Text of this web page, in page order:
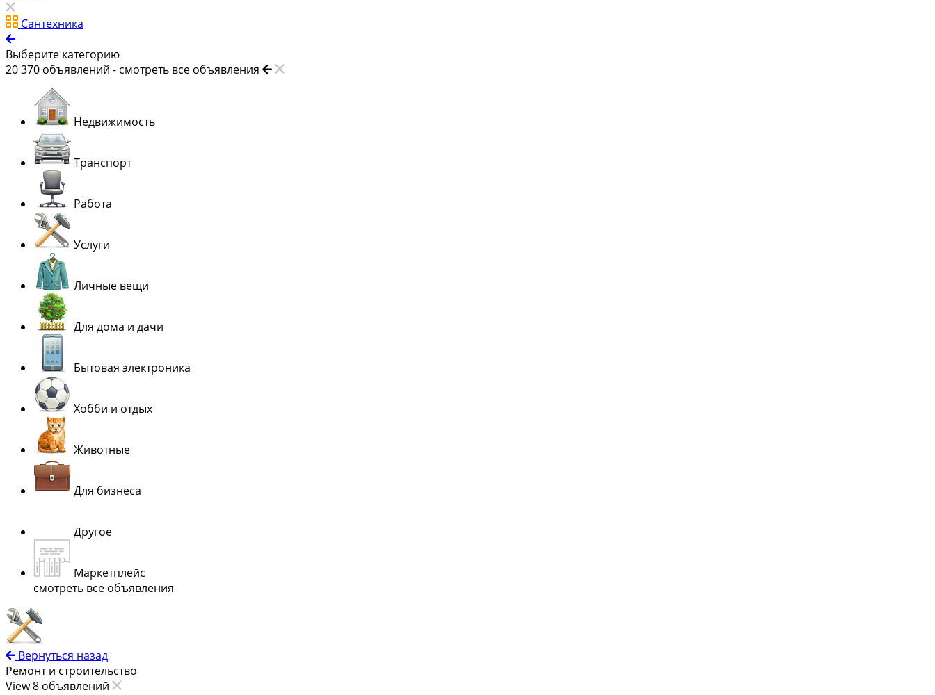
Сантехника
Выберите категорию
20 370 объявлений - смотреть все объявления
Недвижимость
Транспорт
Работа
Услуги
Личные вещи
Для дома и дачи
Бытовая электроника
Хобби и отдых
Животные
Для бизнеса
Другое
Маркетплейс
смотреть все объявления
Вернуться назад
Ремонт и строительство
View 8 объявлений